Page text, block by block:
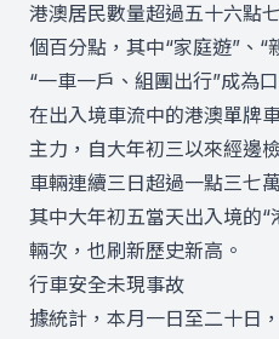
港澳居民數量超過五十六點
個百分點，其中“家庭遊”、“
“一車一戶、組團出行”成為
在出入境車流中的港澳單牌
主力，自大年初三以來經邊
車輛連續三日超過一點三七
其中大年初五當天出入境的
輛次，也刷新歷史新高。
行車安全未現事故
據統計，本月一日至二十日